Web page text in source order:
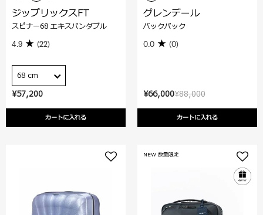
¥57,200
カートに入れる
ジップリックスFT
スピナー68 エキスパンダブル
4.9 (22)
68 cm
¥88,000
¥66,000
カートに入れる
グレンデール
バックパック
0.0 (0)
NEW 数量限定